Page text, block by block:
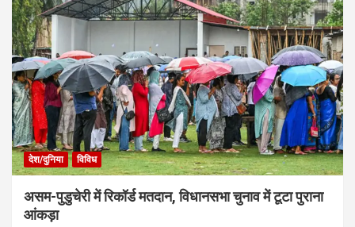
देश/दुनिया विविध
असम-पुडुचेरी में रिकॉर्ड मतदान, विधानसभा चुनाव में टूटा पुराना
आंकड़ा